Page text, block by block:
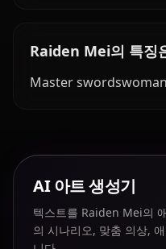
Raiden Mei의 특징
Master
AI 아트 생성기
텍스트를 Raiden Mei의
의 시나리오, 맞춤 의상,